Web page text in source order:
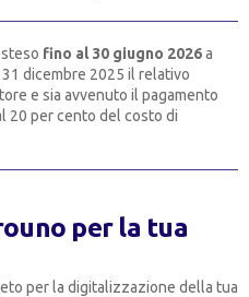
fino al 30 giugno 2026a
dicembre 2025 il relativo
e sia avvenuto il pagamento
20 per cento del costo di
per la tua
per la digitalizzazione della tua